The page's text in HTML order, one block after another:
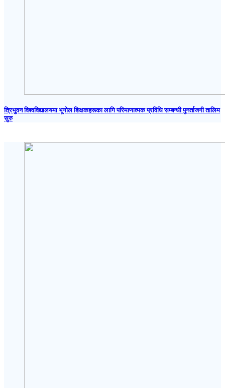
त्रिभुवन विश्वविद्यालयमा भूगोल शिक्षकहरूका लागि परिमाणात्मक प्रविधि सम्बन्धी पुनर्ताजगी तालिम
सुरु